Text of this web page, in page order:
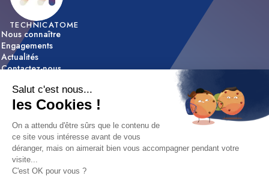
TECHNICATOME
Nous connaître
Engagements
Actualités
Contactez-nous
Expertise & innovation
Réalisations
NOUS REJOINDRE
Nos métiers
Etapes de recrutement / FAQ